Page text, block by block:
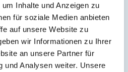
Inhalte und Anzeigen zu
für soziale Medien anbieten
auf unsere Website zu
wir Informationen zu Ihrer
an unsere Partner für
und Analysen weiter. Unsere